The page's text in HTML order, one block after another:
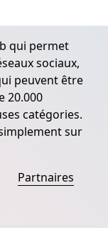
qui permet
sociaux,
peuvent être
20.000
catégories.
sur
Partnaires